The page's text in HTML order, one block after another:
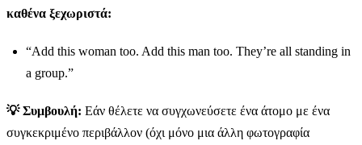
καθένα ξεχωριστά:
“Add this woman too. Add this man too. They’re all standing in
a group.”
💡 Συμβουλή: Εάν θέλετε να συγχωνεύσετε ένα άτομο με ένα
συγκεκριμένο περιβάλλον (όχι μόνο μια άλλη φωτογραφία